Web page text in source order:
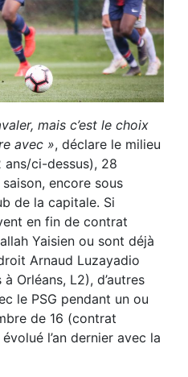
mais c’est le choix
avec », déclare le milieu
ans/ci-dessus), 28
encore sous
de la capitale. Si
en fin de contrat
Yaisien ou sont déjà
Arnaud Luzayadio
Orléans, L2), d’autres
le PSG pendant un ou
de 16 (contrat
l’an dernier avec la